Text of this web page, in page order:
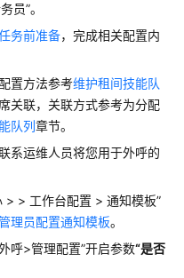
员”。
务前准备，完成相关配置内
置方法参考维护租间技能队
关联，关联方式参考为分配
队列章节。
系运维人员将您用于外呼的
> > 工作台配置 > 通知模板”
理员配置通知模板。
呼>管理配置”开启参数“是否